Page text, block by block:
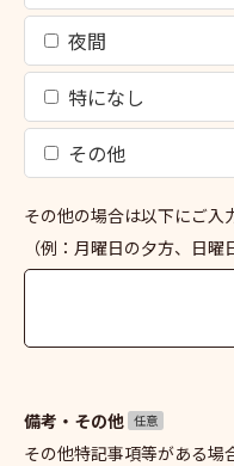
夜間
特になし
その他
その他の場合は以下にご入
（例：月曜日の夕方、日曜
備考・その他 任意
その他特記事項等がある場